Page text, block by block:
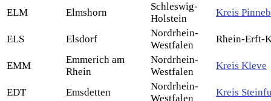
ELM Elmshorn
Schleswig-
Holstein
Kreis
ELS Elsdorf
Nordrhein-
Westfalen
Rhein-Erft-
EMM
Emmerich am
Rhein
Nordrhein-
Westfalen
Kreis Kleve
EDT Emsdetten
Nordrhein-
Westfalen
Kreis